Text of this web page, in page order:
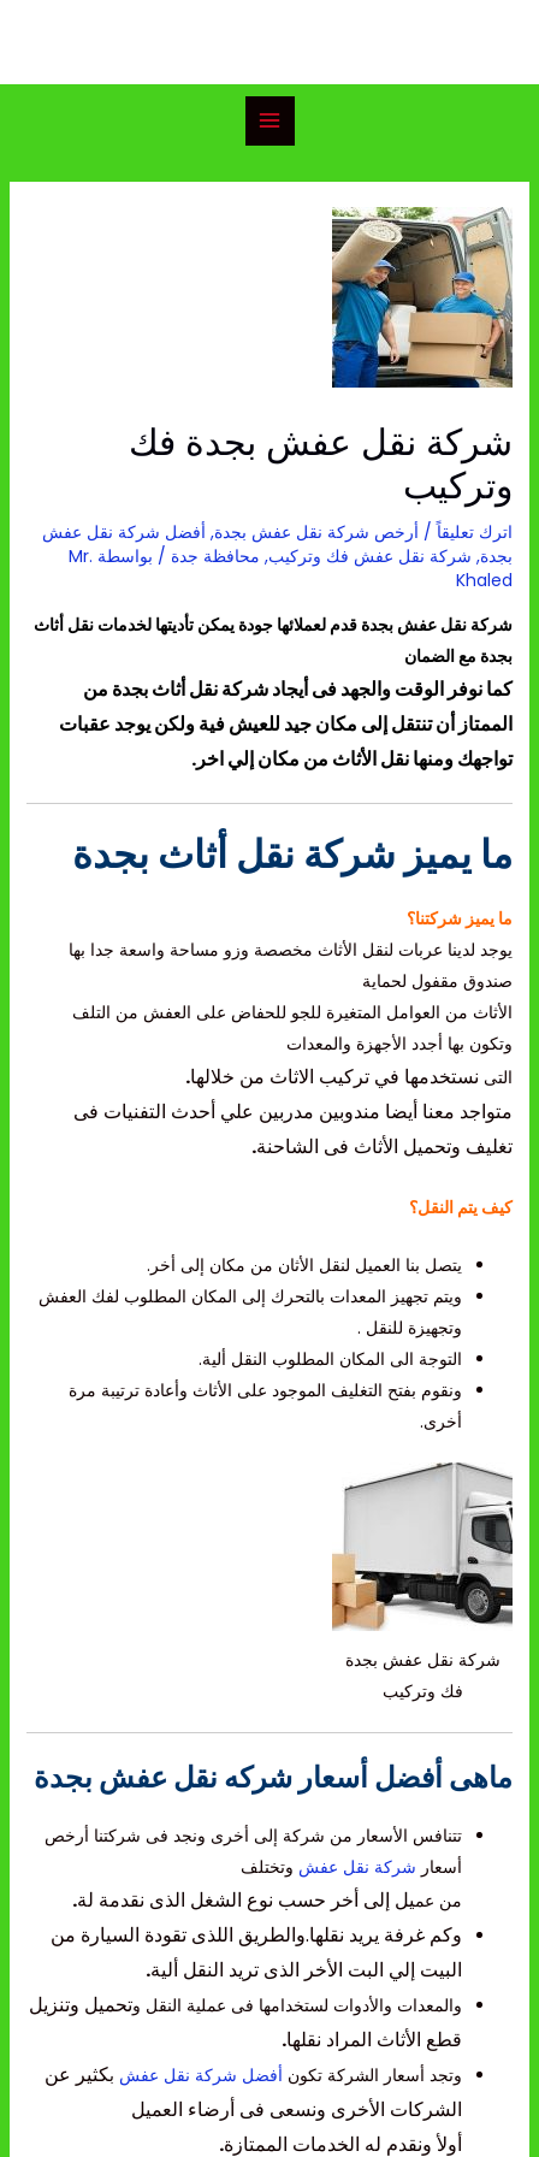
شركة نقل عفش بجدة فك
وتركيب
اترك تعليقاً / أرخص شركة نقل عفش بجدة, أفضل شركة نقل عفش
بجدة, شركة نقل عفش فك وتركيب, محافظة جدة / بواسطة Mr.
Khaled
شركة نقل عفش بجدة قدم لعملائها جودة يمكن تأديتها لخدمات نقل أثاث
بجدة مع الضمان
كما نوفر الوقت والجهد فى أيجاد شركة نقل أثاث بجدة من
الممتاز أن تنتقل إلى مكان جيد للعيشفيةولكن يوجد عقبات
تواجهك ومنها نقل الأثاث من مكان إلي اخر.
ما يميز شركة نقل أثاث بجدة
ما يميز شركتنا؟
يوجد لدينا عربات لنقل الأثاث مخصصة وزو مساحة واسعة جدا بها
صندوق مقفول لحماية
الأثاث من العوامل المتغيرة للجو للحفاض على العفش من التلف
وتكون بها أجدد الأجهزة والمعدات
التى نستخدمها في تركيب الاثاث من خلالها.
متواجد معنا أيضا مندوبين مدربين علي أحدث التفنيات فى
تغليف وتحميل الأثاث فى الشاحنة.
كيف يتم النقل؟
يتصل بنا العميل لنقل الأثان من مكان إلى أخر.
ويتم تجهيز المعدات بالتحرك إلى المكان المطلوب لفك العفش
وتجهيزة للنقل .
التوجة الى المكان المطلوب النقل ألية.
ونقوم بفتح التغليف الموجود على الأثاث وأعادة ترتيبة مرة
أخرى.
شركة نقل عفش بجدة
فك وتركيب
ماهى أفضل أسعار شركه نقل عفش بجدة
تتنافس الأسعار من شركة إلى أخرى ونجد فى شركتنا أرخص
أسعار شركة نقل عفش وتختلف
من عميل إلى أخر حسب نوع الشغل الذى نقدمة لة.
وكم غرفة يريد نقلها.والطريق اللذى تقودة السيارة من
البيت إلي البت الأخر الذى تريد النقل ألية.
والمعدات والأدوات لستخدامها فى عملية النقل وتحميل وتنزيل
قطع الأثاث المراد نقلها.
وتجد أسعار الشركة تكون أفضل شركة نقل عفش بكثير عن
الشركات الأخرى ونسعى فى أرضاء العميل
أولأ ونقدم له الخدمات الممتازة.
navigation